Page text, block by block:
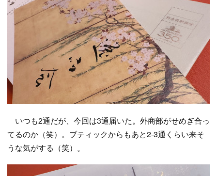
いつも2通だが、今回は3通届いた。外商部がせめぎ合っ
てるのか（笑）。ブティックからもあと2-3通くらい来そ
うな気がする（笑）。